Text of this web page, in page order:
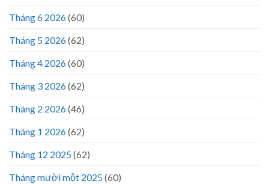
Tháng 6 2026(60)
Tháng 5 2026(62)
Tháng 4 2026(60)
Tháng 3 2026(62)
Tháng 2 2026(46)
Tháng 1 2026(62)
Tháng 12 2025(62)
Tháng mười một 2025(60)